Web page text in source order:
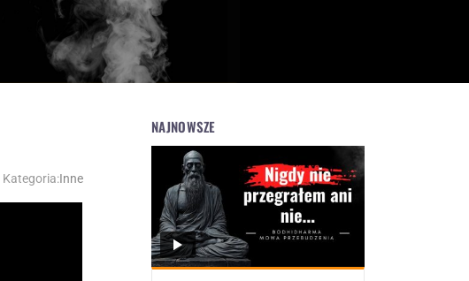
Kategoria:Inne
NAJNOWSZE